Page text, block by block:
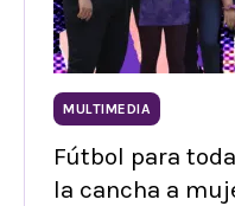
MULTIMEDIA
Fútbol para
la cancha a